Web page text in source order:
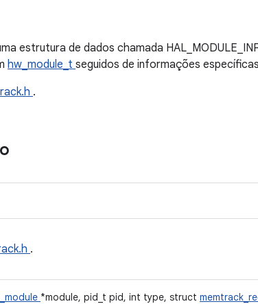
estrutura de dados chamada
hw_module_t seguidos de informações
.
.
*module, pid_t pid, int type, struct